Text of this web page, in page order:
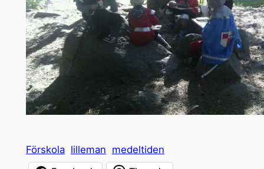
Förskola lilleman medeltiden